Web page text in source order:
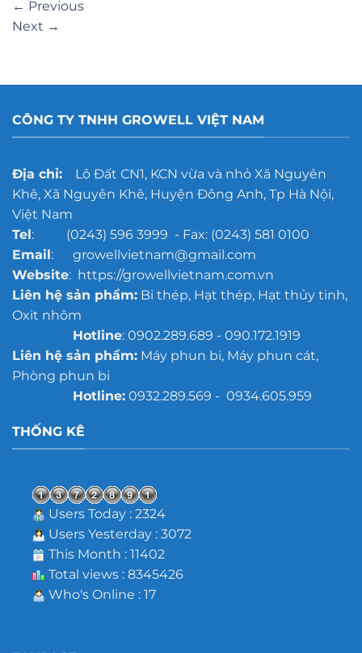
← Previous
Next →
CÔNG TY TNHH GROWELL VIỆT NAM
Địa chỉ:Lô Đất CN1, KCN vừa và nhỏ Xã Nguyên
Khê, Xã Nguyên Khê, Huyện Đông Anh, Tp Hà Nội,
Việt Nam
Tel: (0243) 596 3999 - Fax: (0243) 581 0100
Email: growellvietnam@gmail.com
Website: https://growellvietnam.com.vn
Liên hệ sản phẩm:Bi thép, Hạt thép, Hạt thủy tinh,
Oxit nhôm
Hotline: 0902.289.689 - 090.172.1919
Liên hệ sản phẩm:Máy phun bi, Máy phun cát,
Phòng phun bi
Hotline:0932.289.569 - 0934.605.959
THỐNG KÊ
Users Today : 2324
Users Yesterday : 3072
This Month : 11402
Total views : 8345426
Who's Online : 17